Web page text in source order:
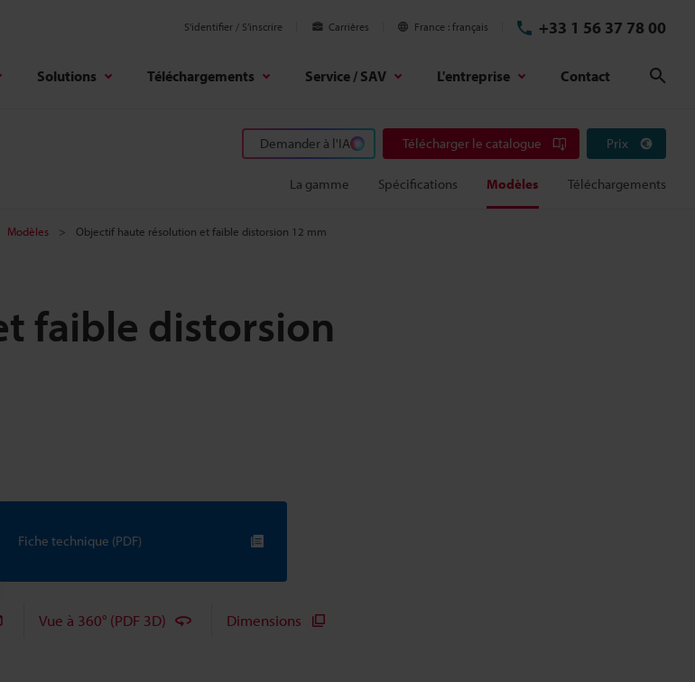
S'identifier / S’inscrire Carrières France français +33 1 56 37 78 00
Solutions Téléchargements Service / SAV L'entreprise Contact
Demander à l'IA Télécharger le catalogue Prix
La gamme Spécifications Modèles Téléchargements
Modèles Objectif haute résolution et faible distorsion 12 mm
faible distorsion
Fiche technique (PDF)
Vue à 360° (PDF 3D) Dimensions